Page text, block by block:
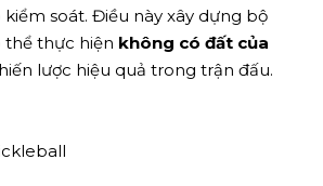
kiểm soát. Điều này xây dựng bộ
thể thực hiện không có đất của
lược hiệu quả trong trận đấu.